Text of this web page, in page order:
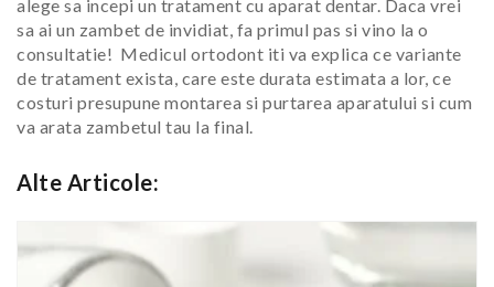
alege sa incepi un tratament cu aparat dentar. Daca vrei
sa ai un zambet de invidiat, fa primul pas si vino la o
consultatie! Medicul ortodont iti va explica ce variante
de tratament exista, care este durata estimata a lor, ce
costuri presupune montarea si purtarea aparatului si cum
va arata zambetul tau la final.
Alte Articole: